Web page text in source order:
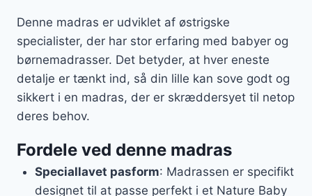
Denne madras er udviklet af østrigske
specialister, der har stor erfaring med babyer og
børnemadrasser. Det betyder, at hver eneste
detalje er tænkt ind, så din lille kan sove godt og
sikkert i en madras, der er skræddersyet til netop
deres behov.
Fordele ved denne madras
Speciallavet pasform: Madrassen er specifikt
designet til at passe perfekt i et Nature Baby